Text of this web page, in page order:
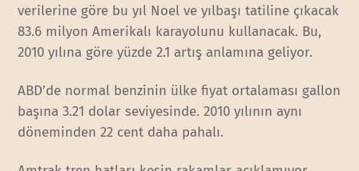
verilerine göre bu yıl Noel ve yılbaşı tatiline çıkacak
83.6 milyon Amerikalı karayolunu kullanacak. Bu,
2010 yılına göre yüzde 2.1 artış anlamına geliyor.
ABD’de normal benzinin ülke fiyat ortalaması gallon
başına 3.21 dolar seviyesinde. 2010 yılının aynı
döneminden 22 cent daha pahalı.